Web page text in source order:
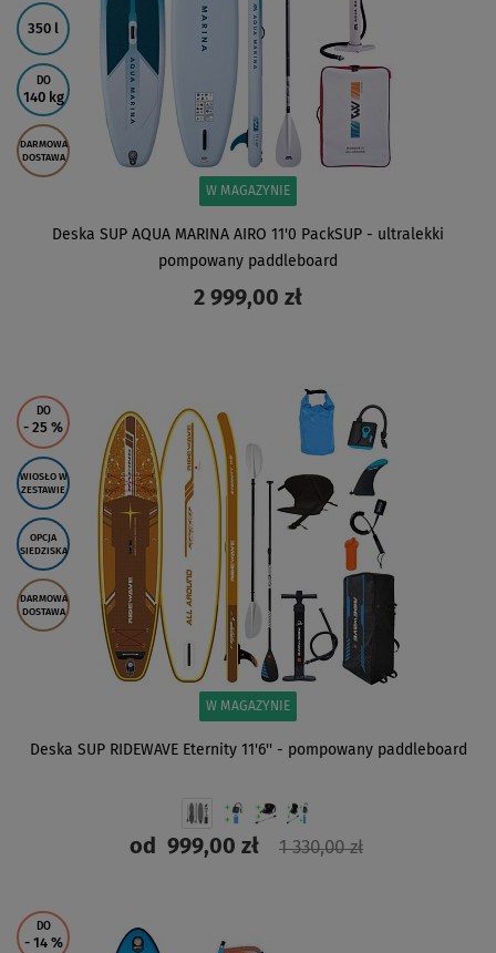
350 l
DO
140 kg
DARMOWA
DOSTAWA
W MAGAZYNIE
Deska SUP AQUA MARINA AIRO 11'0 PackSUP - ultralekki
pompowany paddleboard
2 999,00 zł
DO
- 25 %
WIOSŁO W
ZESTAWIE
OPCJA
SIEDZISKA
DARMOWA
DOSTAWA
W MAGAZYNIE
Deska SUP RIDEWAVE Eternity 11'6'' - pompowany paddleboard
od 999,00 zł 1 330,00 zł
DO
- 14 %